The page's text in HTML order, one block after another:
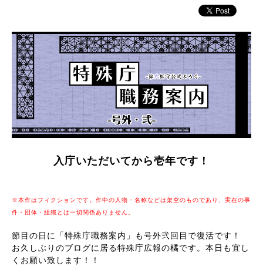
入庁いただいてから壱年です！
※本作はフィクションです。作中の人物・名称などは架空のものであり、実在の事
件・団体・組織とは一切関係ありません。
節目の日に「特殊庁職務案内」も号外弐回目で復活です！
お久しぶりのブログに居る特殊庁広報の橘です。本日も宜し
くお願い致します！！